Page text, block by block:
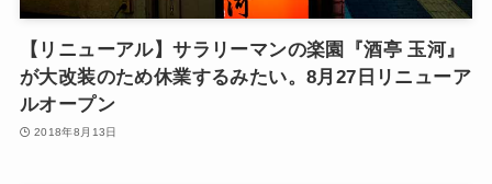
【リニューアル】サラリーマンの楽園『酒亭 玉河』
が大改装のため休業するみたい。8月27日リニューア
ルオープン
2018年8月13日